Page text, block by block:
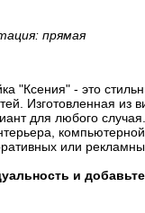
прямая
"Ксения" - это
Изготовленная из
для любого
или
и